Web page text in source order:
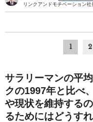
リンクアンドモチベーション社
1 2
サラリーマンの平
クの1997年と比べ
や現状を維持する
るためにはどうすれ